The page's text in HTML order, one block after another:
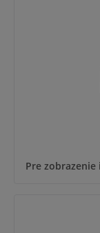
Pre